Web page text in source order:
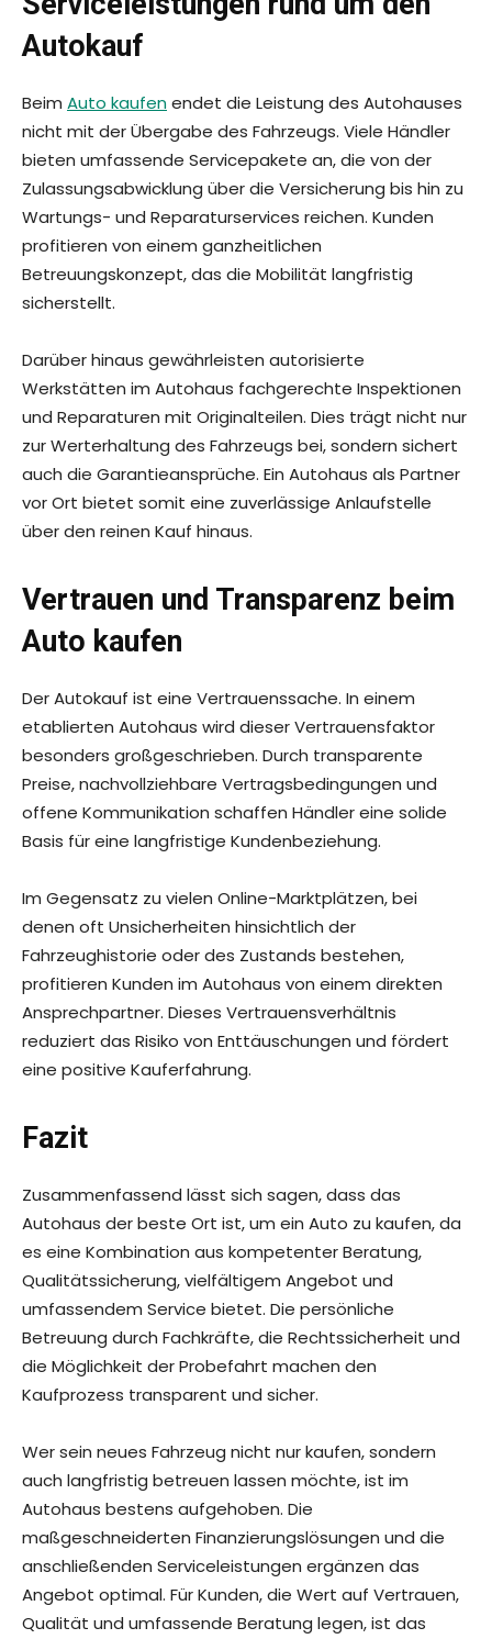
Autokauf
Beim Auto kaufenendet die Leistung des Autohauses
nicht mit der Übergabe des Fahrzeugs. Viele Händler
bieten umfassende Servicepakete an, die von der
Zulassungsabwicklung über die Versicherung bis hin zu
Wartungs- und Reparaturservices reichen. Kunden
profitieren von einem ganzheitlichen
Betreuungskonzept, das die Mobilität langfristig
sicherstellt.
Darüber hinaus gewährleisten autorisierte
Werkstätten im Autohaus fachgerechte Inspektionen
und Reparaturen mit Originalteilen. Dies trägt nicht nur
zur Werterhaltung des Fahrzeugs bei, sondern sichert
auch die Garantieansprüche. Ein Autohaus als Partner
vor Ort bietet somit eine zuverlässige Anlaufstelle
über den reinen Kauf hinaus.
Vertrauen und Transparenz beim
Auto kaufen
Der Autokauf ist eine Vertrauenssache. In einem
etablierten Autohaus wird dieser Vertrauensfaktor
besonders großgeschrieben. Durch transparente
Preise, nachvollziehbare Vertragsbedingungen und
offene Kommunikation schaffen Händler eine solide
Basis für eine langfristige Kundenbeziehung.
Im Gegensatz zu vielen Online-Marktplätzen, bei
denen oft Unsicherheiten hinsichtlich der
Fahrzeughistorie oder des Zustands bestehen,
profitieren Kunden im Autohaus von einem direkten
Ansprechpartner. Dieses Vertrauensverhältnis
reduziert das Risiko von Enttäuschungen und fördert
eine positive Kauferfahrung.
Fazit
Zusammenfassend lässt sich sagen, dass das
Autohaus der beste Ort ist, um ein Auto zu kaufen, da
es eine Kombination aus kompetenter Beratung,
Qualitätssicherung, vielfältigem Angebot und
umfassendem Service bietet. Die persönliche
Betreuung durch Fachkräfte, die Rechtssicherheit und
die Möglichkeit der Probefahrt machen den
Kaufprozess transparent und sicher.
Wer sein neues Fahrzeug nicht nur kaufen, sondern
auch langfristig betreuen lassen möchte, ist im
Autohaus bestens aufgehoben. Die
maßgeschneiderten Finanzierungslösungen und die
anschließenden Serviceleistungen ergänzen das
Angebot optimal. Für Kunden, die Wert auf Vertrauen,
Qualität und umfassende Beratung legen, ist das